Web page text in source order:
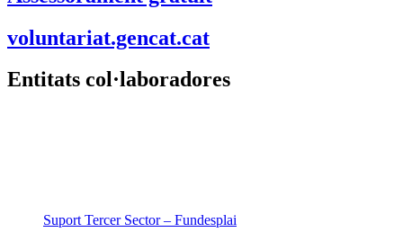
voluntariat.gencat.cat
Entitats col·laboradores
Suport Tercer Sector – Fundesplai